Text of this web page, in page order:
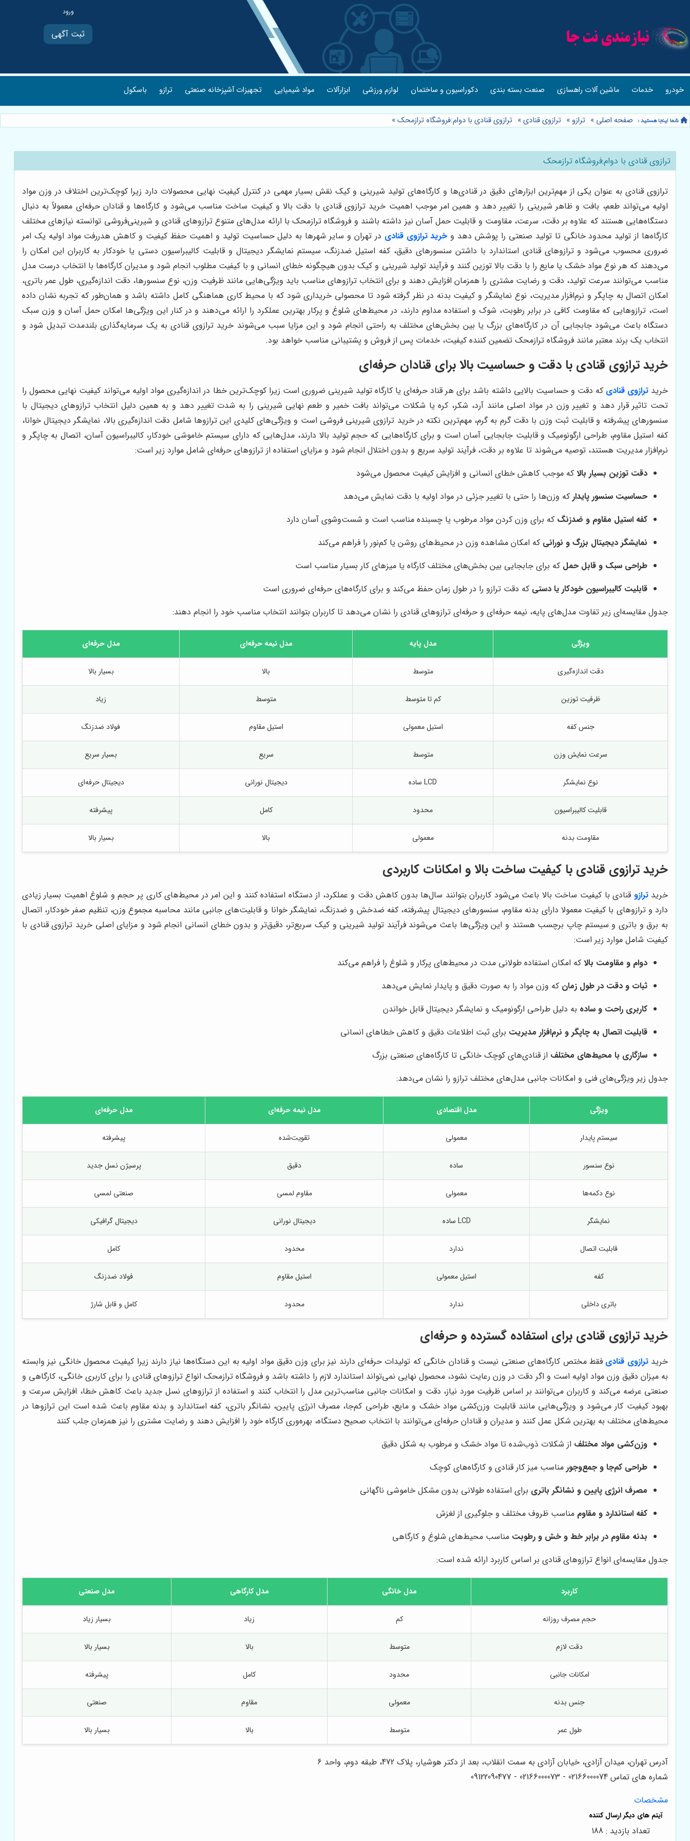
ثبت آگهی
خودرو خدمات ماشین آلات راهسازی صنعت بسته بندی دکوراسیون و ساختمان لوازم ورزشی ابزارآلات مواد شیمیایی تجهیزات آشپزخانه صنعتی ترازو باسکول
صفحه اصلی » ترازو » ترازوی قنادی» ترازوی قنادی با دوام:فروشگاه ترازمحک»
ترازوی قنادی با دوام:فروشگاه ترازمحک
ترازوی قنادی به عنوان یکی از مهم‌ترین ابزارهای دقیق در قنادی‌ها و کارگاه‌های تولید شیرینی و کیک نقش بسیار مهمی در کنترل کیفیت نهایی محصولات دارد زیرا کوچک‌ترین اختلاف در وزن مواد
اولیه می‌تواند طعم، بافت و ظاهر شیرینی را تغییر دهد و همین امر موجب اهمیت خرید ترازوی قنادی با دقت بالا و کیفیت ساخت مناسب می‌شود و کارگاه‌ها و قنادان حرفه‌ای معمولاً به دنبال
دستگاه‌هایی هستند که علاوه بر دقت، سرعت، مقاومت و قابلیت حمل آسان نیز داشته باشند و فروشگاه ترازمحک با ارائه مدل‌های متنوع ترازوهای قنادی و شیرینی‌فروشی توانسته نیازهای مختلف
کارگاه‌ها از تولید محدود خانگی تا تولید صنعتی را پوشش دهد و خرید ترازوی قنادی در تهران و سایر شهرها به دلیل حساسیت تولید و اهمیت حفظ کیفیت و کاهش هدررفت مواد اولیه یک امر
ضروری محسوب می‌شود و ترازوهای قنادی استاندارد با داشتن سنسورهای دقیق، کفه استیل ضدزنگ، سیستم نمایشگر دیجیتال و قابلیت کالیبراسیون دستی یا خودکار به کاربران این امکان را
می‌دهند که هر نوع مواد خشک یا مایع را با دقت بالا توزین کنند و فرآیند تولید شیرینی و کیک بدون هیچگونه خطای انسانی و با کیفیت مطلوب انجام شود و مدیران کارگاه‌ها با انتخاب درست مدل
مناسب می‌توانند سرعت تولید، دقت و رضایت مشتری را همزمان افزایش دهند و برای انتخاب ترازوهای مناسب باید ویژگی‌هایی مانند ظرفیت وزن، نوع سنسورها، دقت اندازه‌گیری، طول عمر باتری،
امکان اتصال به چاپگر و نرم‌افزار مدیریت، نوع نمایشگر و کیفیت بدنه در نظر گرفته شود تا محصولی خریداری شود که با محیط کاری هماهنگی کامل داشته باشد و همان‌طور که تجربه نشان داده
است، ترازوهایی که مقاومت کافی در برابر رطوبت، شوک و استفاده مداوم دارند، در محیط‌های شلوغ و پرکار بهترین عملکرد را ارائه می‌دهند و در کنار این ویژگی‌ها امکان حمل آسان و وزن سبک
دستگاه باعث می‌شود جابجایی آن در کارگاه‌های بزرگ یا بین بخش‌های مختلف به راحتی انجام شود و این مزایا سبب می‌شوند خرید ترازوی قنادی به یک سرمایه‌گذاری بلندمدت تبدیل شود و
انتخاب یک برند معتبر مانند فروشگاه ترازمحک تضمین کننده کیفیت، خدمات پس از فروش و پشتیبانی مناسب خواهد بود.
خرید ترازوی قنادی با دقت و حساسیت بالا برای قنادان حرفه‌ای
خرید ترازوی قنادی که دقت و حساسیت بالایی داشته باشد برای هر قناد حرفه‌ای یا کارگاه تولید شیرینی ضروری است زیرا کوچک‌ترین خطا در اندازه‌گیری مواد اولیه می‌تواند کیفیت نهایی محصول را
تحت تاثیر قرار دهد و تغییر وزن در مواد اصلی مانند آرد، شکر، کره یا شکلات می‌تواند بافت خمیر و طعم نهایی شیرینی را به شدت تغییر دهد و به همین دلیل انتخاب ترازوهای دیجیتال با
سنسورهای پیشرفته و قابلیت ثبت وزن با دقت گرم به گرم، مهم‌ترین نکته در خرید ترازوی شیرینی فروشی است و ویژگی‌های کلیدی این ترازوها شامل دقت اندازه‌گیری بالا، نمایشگر دیجیتال خوانا،
کفه استیل مقاوم، طراحی ارگونومیک و قابلیت جابجایی آسان است و برای کارگاه‌هایی که حجم تولید بالا دارند، مدل‌هایی که دارای سیستم خاموشی خودکار، کالیبراسیون آسان، اتصال به چاپگر و
نرم‌افزار مدیریت هستند، توصیه می‌شوند تا علاوه بر دقت، فرآیند تولید سریع و بدون اختلال انجام شود و مزایای استفاده از ترازوهای حرفه‌ای شامل موارد زیر است:
دقت توزین بسیار بالا که موجب کاهش خطای انسانی و افزایش کیفیت محصول می‌شود
حساسیت سنسور پایدار که وزن‌ها را حتی با تغییر جزئی در مواد اولیه با دقت نمایش می‌دهد
کفه استیل مقاوم و ضدزنگ که برای وزن کردن مواد مرطوب یا چسبنده مناسب است و شست‌وشوی آسان دارد
نمایشگر دیجیتال بزرگ و نورانی که امکان مشاهده وزن در محیط‌های روشن یا کم‌نور را فراهم می‌کند
طراحی سبک و قابل حمل که برای جابجایی بین بخش‌های مختلف کارگاه یا میزهای کار بسیار مناسب است
قابلیت کالیبراسیون خودکار یا دستی که دقت ترازو را در طول زمان حفظ می‌کند و برای کارگاه‌های حرفه‌ای ضروری است
جدول مقایسه‌ای زیر تفاوت مدل‌های پایه، نیمه حرفه‌ای و حرفه‌ای ترازوهای قنادی را نشان می‌دهد تا کاربران بتوانند انتخاب مناسب خود را انجام دهند:
ویژگی مدل پایه مدل نیمه حرفه‌ای مدل حرفه‌ای
دقت اندازه‌گیری متوسط بالا بسیار بالا
ظرفیت توزین کم تا متوسط متوسط زیاد
جنس کفه استیل معمولی استیل مقاوم فولاد ضدزنگ
سرعت نمایش وزن متوسط سریع بسیار سریع
نوع نمایشگر LCD ساده دیجیتال نورانی دیجیتال حرفه‌ای
قابلیت کالیبراسیون محدود کامل پیشرفته
مقاومت بدنه معمولی بالا بسیار بالا
خرید ترازوی قنادی با کیفیت ساخت بالا و امکانات کاربردی
خرید ترازو قنادی با کیفیت ساخت بالا باعث می‌شود کاربران بتوانند سال‌ها بدون کاهش دقت و عملکرد، از دستگاه استفاده کنند و این امر در محیط‌های کاری پر حجم و شلوغ اهمیت بسیار زیادی
دارد و ترازوهای با کیفیت معمولا دارای بدنه مقاوم، سنسورهای دیجیتال پیشرفته، کفه ضدخش و ضدزنگ، نمایشگر خوانا و قابلیت‌های جانبی مانند محاسبه مجموع وزن، تنظیم صفر خودکار، اتصال
به برق و باتری و سیستم چاپ برچسب هستند و این ویژگی‌ها باعث می‌شوند فرآیند تولید شیرینی و کیک سریع‌تر، دقیق‌تر و بدون خطای انسانی انجام شود و مزایای اصلی خرید ترازوی قنادی با
کیفیت شامل موارد زیر است:
دوام و مقاومت بالا که امکان استفاده طولانی مدت در محیط‌های پرکار و شلوغ را فراهم می‌کند
ثبات و دقت در طول زمان که وزن مواد را به صورت دقیق و پایدار نمایش می‌دهد
کاربری راحت و ساده به دلیل طراحی ارگونومیک و نمایشگر دیجیتال قابل خواندن
قابلیت اتصال به چاپگر و نرم‌افزار مدیریت برای ثبت اطلاعات دقیق و کاهش خطاهای انسانی
سازگاری با محیط‌های مختلف از قنادی‌های کوچک خانگی تا کارگاه‌های صنعتی بزرگ
جدول زیر ویژگی‌های فنی و امکانات جانبی مدل‌های مختلف ترازو را نشان می‌دهد:
ویژگی مدل اقتصادی مدل نیمه حرفه‌ای مدل حرفه‌ای
سیستم پایدار معمولی تقویت‌شده پیشرفته
نوع سنسور ساده دقیق پرسیژن نسل جدید
نوع دکمه‌ها معمولی مقاوم لمسی صنعتی لمسی
نمایشگر LCD ساده دیجیتال نورانی دیجیتال گرافیکی
قابلیت اتصال ندارد محدود کامل
کفه استیل معمولی استیل مقاوم فولاد ضدزنگ
باتری داخلی ندارد محدود کامل و قابل شارژ
خرید ترازوی قنادی برای استفاده گسترده و حرفه‌ای
خرید ترازوی قنادی فقط مختص کارگاه‌های صنعتی نیست و قنادان خانگی که تولیدات حرفه‌ای دارند نیز برای وزن دقیق مواد اولیه به این دستگاه‌ها نیاز دارند زیرا کیفیت محصول خانگی نیز وابسته
به میزان دقیق وزن مواد اولیه است و اگر دقت در وزن رعایت نشود، محصول نهایی نمی‌تواند استاندارد لازم را داشته باشد و فروشگاه ترازمحک انواع ترازوهای قنادی را برای کاربری خانگی، کارگاهی و
صنعتی عرضه می‌کند و کاربران می‌توانند بر اساس ظرفیت مورد نیاز، دقت و امکانات جانبی مناسب‌ترین مدل را انتخاب کنند و استفاده از ترازوهای نسل جدید باعث کاهش خطا، افزایش سرعت و
بهبود کیفیت کار می‌شود و ویژگی‌هایی مانند قابلیت وزن‌کشی مواد خشک و مایع، طراحی کم‌جا، مصرف انرژی پایین، نشانگر باتری، کفه استاندارد و بدنه مقاوم باعث شده است این ترازوها در
محیط‌های مختلف به بهترین شکل عمل کنند و مدیران و قنادان حرفه‌ای می‌توانند با انتخاب صحیح دستگاه، بهره‌وری کارگاه خود را افزایش دهند و رضایت مشتری را نیز همزمان جلب کنند
وزن‌کشی مواد مختلف از شکلات ذوب‌شده تا مواد خشک و مرطوب به شکل دقیق
طراحی کم‌جا و جمع‌وجور مناسب میز کار قنادی و کارگاه‌های کوچک
مصرف انرژی پایین و نشانگر باتری برای استفاده طولانی بدون مشکل خاموشی ناگهانی
کفه استاندارد و مقاوم مناسب ظروف مختلف و جلوگیری از لغزش
بدنه مقاوم در برابر خط و خش و رطوبت مناسب محیط‌های شلوغ و کارگاهی
جدول مقایسه‌ای انواع ترازوهای قنادی بر اساس کاربرد ارائه شده است:
کاربرد مدل خانگی مدل کارگاهی مدل صنعتی
حجم مصرف روزانه کم زیاد بسیار زیاد
دقت لازم متوسط بالا بسیار بالا
امکانات جانبی محدود کامل پیشرفته
جنس بدنه معمولی مقاوم صنعتی
طول عمر متوسط بالا بسیار بالا
آدرس تهران، میدان آزادی، خیابان آزادی به سمت انقلاب، بعد از دکتر هوشیار، پلاک 472، طبقه دوم، واحد 6
شماره های تماس 02166000074 - 02166000073 - 09122090477
مشخصات
تعداد بازدید : 188